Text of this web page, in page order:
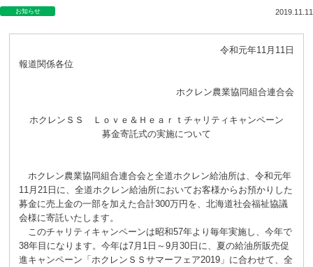
お知らせ 2019.11.11
令和元年11月11日
報道関係各位
ホクレン農業協同組合連合会
ホクレンＳＳ Ｌｏｖｅ＆Ｈｅａｒｔチャリティキャンペーン
募金寄託式の実施について
ホクレン農業協同組合連合会と全道ホクレン給油所は、令和元年
11月21日に、全道ホクレン給油所においてお客様からお預かりした
募金に売上金の一部を加えた合計300万円を、北海道社会福祉協議
会様に寄託いたします。
このチャリティキャンペーンは昭和57年より毎年実施し、今年で
38年目になります。今年は7月1日～9月30日に、夏の給油所販売促
進キャンペーン「ホクレンＳＳサマーフェア2019」に合わせて、全